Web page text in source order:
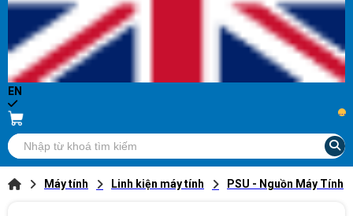
EN
...
Máy tính Linh kiện máy tính PSU - Nguồn Máy Tính